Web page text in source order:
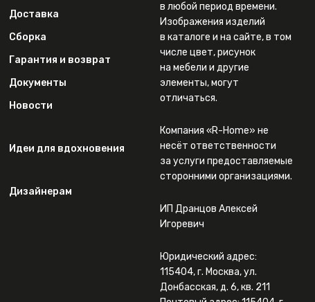
Доставка
Сборка
Гарантия и возврат
Документы
Новости
Идеи для вдохновения
Дизайнерам
в любой период времени.
Изображения изделий
в каталоге и на сайте, в том
числе цвет, рисунок
на мебели и другие
элементы, могут
отличаться.
Компания «R-Home» не
несёт ответственности
за услуги предоставляемые
сторонними организациями.
ИП Дранцов Алексей
Игоревич
Юридический адрес:
115404, г. Москва, ул.
Донбасская, д. 6, кв. 211